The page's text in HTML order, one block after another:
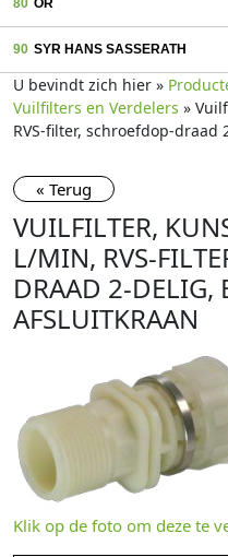
80 OR
90 SYR HANS SASSERATH
U bevindt zich hier »
Vuilfilters en Verdelers »
RVS-filter, schroefdop-
« Terug
VUILFILTER,
L/MIN, RVS-
DRAAD 2-DELIG,
AFSLUITKRAAN
Klik op de foto om deze te